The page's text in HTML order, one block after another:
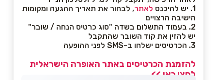
1. יש להיכנס
לאתר, לבחור את תאריך ההגעה ומקומות
הישיבה הרצויים
2. בעמוד התשלום בשדה "סוג כרטיס הנחה / שובר"
יש להזין את קוד השובר שהתקבל
3. הכרטיסים ישלחו ב-SMS לפני ההופעה
להזמנת הכרטיסים באתר האופרה הישראלית
לחצו כאן >>